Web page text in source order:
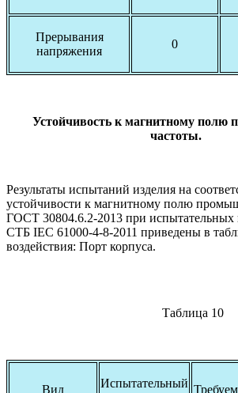
Прерывания
напряжения
0
Устойчивость к магнитному полю
частоты.
Результаты испытаний изделия на
устойчивости к магнитному полю
ГОСТ 30804.6.2-2013 при испытательных
СТБ IEC 61000-4-8-2011 приведены в
воздействия: Порт корпуса.
Таблица 10
Вид Испытательный